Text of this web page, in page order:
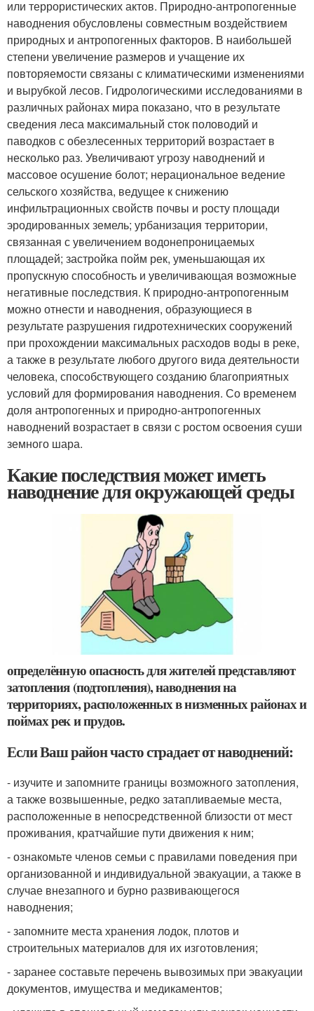
или террористических актов. Природно-антропогенные
наводнения обусловлены совместным воздействием
природных и антропогенных факторов. В наибольшей
степени увеличение размеров и учащение их
повторяемости связаны с климатическими изменениями
и вырубкой лесов. Гидрологическими исследованиями в
различных районах мира показано, что в результате
сведения леса максимальный сток половодий и
паводков с обезлесенных территорий возрастает в
несколько раз. Увеличивают угрозу наводнений и
массовое осушение болот; нерациональное ведение
сельского хозяйства, ведущее к снижению
инфильтрационных свойств почвы и росту площади
эродированных земель; урбанизация территории,
связанная с увеличением водонепроницаемых
площадей; застройка пойм рек, уменьшающая их
пропускную способность и увеличивающая возможные
негативные последствия. К природно-антропогенным
можно отнести и наводнения, образующиеся в
результате разрушения гидротехнических сооружений
при прохождении максимальных расходов воды в реке,
а также в результате любого другого вида деятельности
человека, способствующего созданию благоприятных
условий для формирования наводнения. Со временем
доля антропогенных и природно-антропогенных
наводнений возрастает в связи с ростом освоения суши
земного шара.
Какие последствия может иметь
наводнение для окружающей среды
определённую опасность для жителей представляют
затопления (подтопления), наводнения на
территориях, расположенных в низменных районах и
поймах рек и прудов.
Если Ваш район часто страдает от наводнений:
- изучите и запомните границы возможного затопления,
а также возвышенные, редко затапливаемые места,
расположенные в непосредственной близости от мест
проживания, кратчайшие пути движения к ним;
- ознакомьте членов семьи с правилами поведения при
организованной и индивидуальной эвакуации, а также в
случае внезапного и бурно развивающегося
наводнения;
- запомните места хранения лодок, плотов и
строительных материалов для их изготовления;
- заранее составьте перечень вывозимых при эвакуации
документов, имущества и медикаментов;